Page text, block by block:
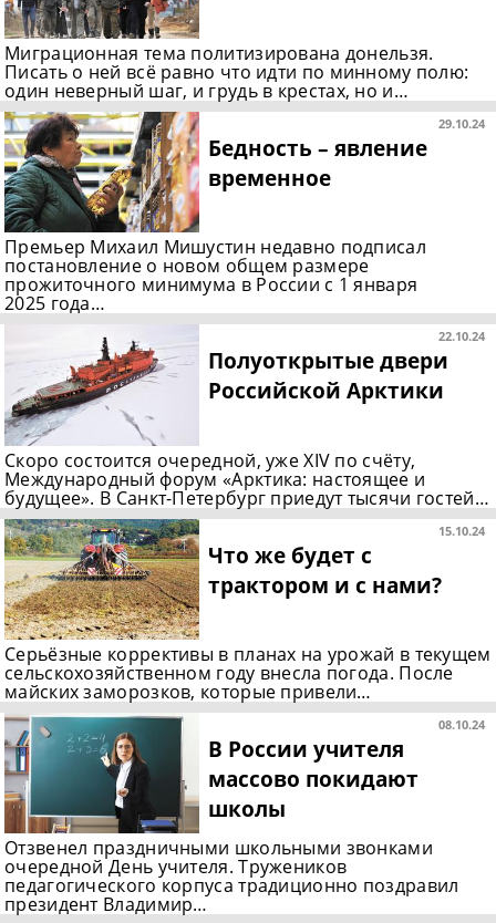
Миграционная тема политизирована донельзя.
Писать о ней всё равно что идти по минному полю:
один неверный шаг, и грудь в крестах, но и…
29.10.24
Бедность – явление
временное
Премьер Михаил Мишустин недавно подписал
постановление о новом общем размере
прожиточного минимума в России с 1 января
2025 года…
22.10.24
Полуоткрытые двери
Российской Арктики
Скоро состоится очередной, уже XIV по счёту,
Международный форум «Арктика: настоящее и
будущее». В Санкт-Петербург приедут тысячи гостей…
15.10.24
Что же будет с
трактором и с нами?
Серьёзные коррективы в планах на урожай в текущем
сельскохозяйственном году внесла погода. После
майских заморозков, которые привели…
08.10.24
В России учителя
массово покидают
школы
Отзвенел праздничными школьными звонками
очередной День учителя. Тружеников
педагогического корпуса традиционно поздравил
президент Владимир…